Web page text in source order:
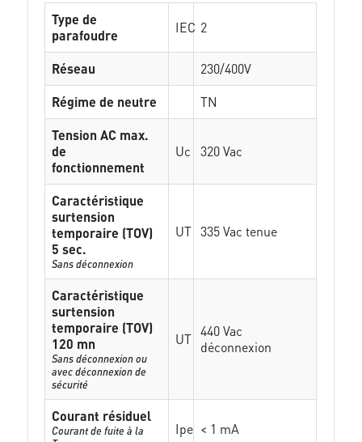
Type de
parafoudre
IEC 2
Réseau
230/400V
Régime de neutre
TN
Tension AC max.
de
fonctionnement
Uc 320 Vac
Caractéristique
surtension
temporaire (TOV)
5 sec.
Sans déconnexion
UT 335 Vac tenue
Caractéristique
surtension
temporaire (TOV)
120 mn
Sans déconnexion ou
avec déconnexion de
sécurité
UT 440 Vac
déconnexion
Courant résiduel
Courant de fuite à la
Ipe < 1 mA